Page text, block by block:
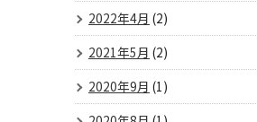
2022年4月 (2)
2021年5月 (2)
2020年9月 (1)